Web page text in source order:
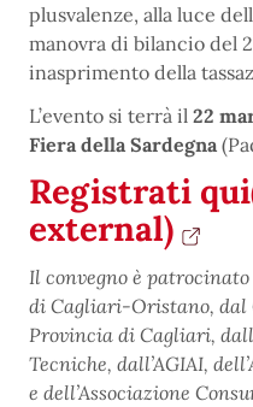
plusvalenze, alla luce
manovra di bilancio del
inasprimento della
L’evento si terrà il 22
Fiera della Sardegna
Registrati qui
external)
Il convegno è
di Cagliari-Oristano, dal
Provincia di Cagliari,
Tecniche, dall’AGIAI,
e dell’Associazione